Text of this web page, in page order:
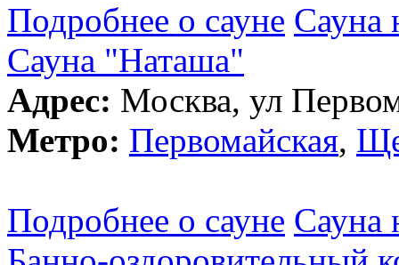
Подробнее о сауне Сауна
Сауна "Наташа"
Адрес: Москва, ул
Метро: Первомайская,
Подробнее о сауне Сауна